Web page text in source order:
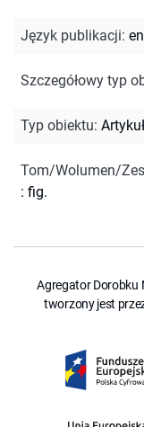
Język publikacji:
Szczegółowy typ
Typ obiektu: Artykuł
Tom/Wolumen/
: fig.
Agregator Dorobku
tworzony jest